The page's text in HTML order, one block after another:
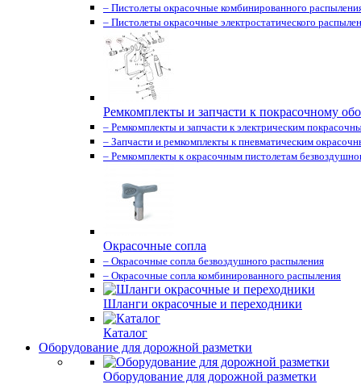
– Пистолеты окрасочные комбинированного
– Пистолеты окрасочные электростатического
Ремкомплекты и запчасти к покрасочному
– Ремкомплекты и запчасти к электрическим
– Запчасти и ремкомплекты к пневматическим
– Ремкомплекты к окрасочным пистолетам
Окрасочные сопла
– Окрасочные сопла безвоздушного распыления
– Окрасочные сопла комбинированного распыления
Шланги окрасочные и переходники
Каталог
Оборудование для дорожной разметки
Оборудование для дорожной разметки